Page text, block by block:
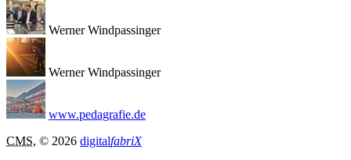
Werner Windpassinger
Werner Windpassinger
www.pedagrafie.de
CMS, © 2026 digitalfabriX